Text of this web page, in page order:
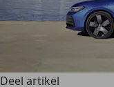
Deel artikel